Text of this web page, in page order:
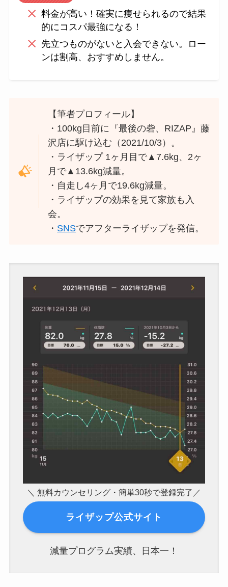
料金が高い！確実に痩せられるので結果
的にコスパ最強になる！
先立つものがないと入会できない。ロー
ンは割高、おすすめしません。
【筆者プロフィール】
・100kg目前に『最後の砦、RIZAP』藤
沢店に駆け込む（2021/10/3）。
・ライザップ 1ヶ月目で▲7.6kg、2ヶ
月で▲13.6kg減量。
・自走し4ヶ月で19.6kg減量。
・ライザップの効果を見て家族も入
会。
・ SNSでアフターライザップを発信。
＼ 無料カウンセリング・簡単30秒で登録完了／
ライザップ公式サイト
減量プログラム実績、日本一！